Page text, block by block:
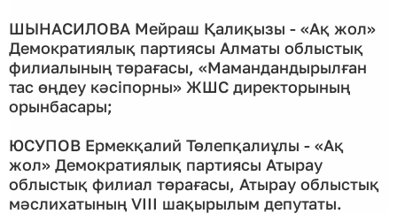
ШЫНАСИЛОВА Мейраш Қалиқызы - «Ақ жол»
Демократиялық партиясы Алматы облыстық
филиалының төрағасы, «Мамандандырылған
тас өңдеу кәсіпорны» ЖШС директорының
орынбасары;
ЮСУПОВ Ермекқалий Төлепқалиұлы - «Ақ
жол» Демократиялық партиясы Атырау
облыстық филиал төрағасы, Атырау облыстық
мәслихатының VIII шақырылым депутаты.